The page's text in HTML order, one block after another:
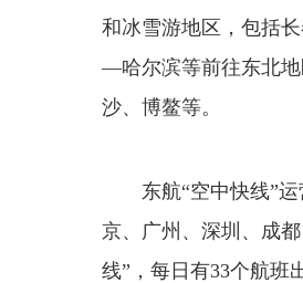
和冰雪游地区，包括
—哈尔滨等前往东北地
沙、博鳌等。
东航“空中快线”
京、广州、深圳、成
线”，每日有33个航班